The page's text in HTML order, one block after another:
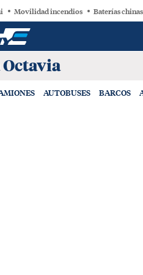
Movilidad incendios Baterías chinas
AUTOBUSES BARCOS